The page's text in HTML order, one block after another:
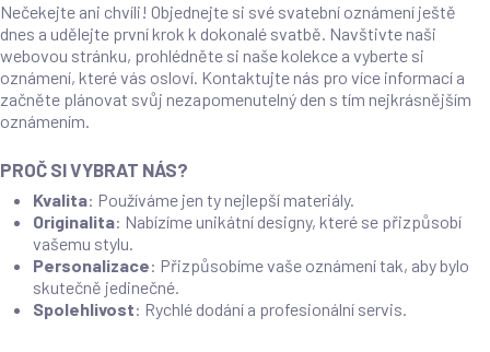
Nečekejte ani chvíli! Objednejte si své svatební oznámení ještě
dnes a udělejte první krok k dokonalé svatbě. Navštivte naši
webovou stránku, prohlédněte si naše kolekce a vyberte si
oznámení, které vás osloví. Kontaktujte nás pro více informací a
začněte plánovat svůj nezapomenutelný den s tím nejkrásnějším
oznámením.
PROČ SI VYBRAT NÁS?
Kvalita: Používáme jen ty nejlepší materiály.
Originalita: Nabízíme unikátní designy, které se přizpůsobí
vašemu stylu.
Personalizace: Přizpůsobíme vaše oznámení tak, aby bylo
skutečně jedinečné.
Spolehlivost: Rychlé dodání a profesionální servis.